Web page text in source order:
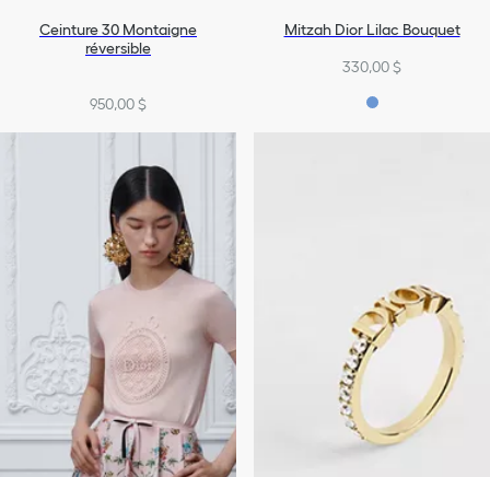
Ceinture 30 Montaigne
réversible
950,00 $
Mitzah Dior Lilac Bouquet
330,00 $